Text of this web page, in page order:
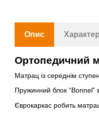
Опис
Ортопедичний
Матрац із середнім
Пружинний блок “Bonnel”
Єврокаркас робить